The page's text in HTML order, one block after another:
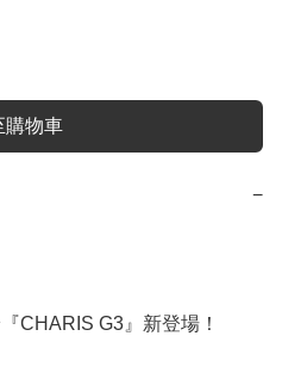
購物車
−
CHARIS G3』新登場！